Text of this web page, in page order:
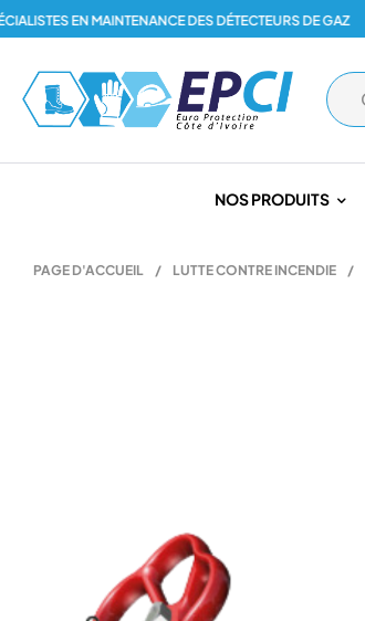
EN MAINTENANCE DES DÉTECTEURS DE GAZ
NOS PRODUITS
PAGE D'ACCUEIL / LUTTE CONTRE INCENDIE /